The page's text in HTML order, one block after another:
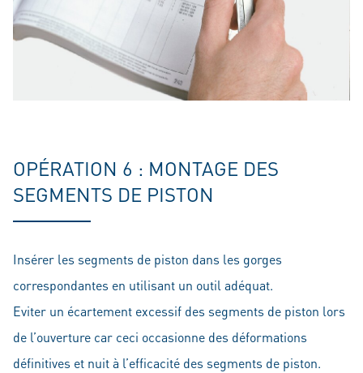
OPÉRATION 6 : MONTAGE DES
SEGMENTS DE PISTON
Insérer les segments de piston dans les gorges
correspondantes en utilisant un outil adéquat.
Eviter un écartement excessif des segments de piston lors
de l’ouverture car ceci occasionne des déformations
définitives et nuit à l’efficacité des segments de piston.